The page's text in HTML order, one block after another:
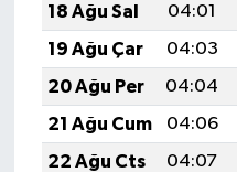
18 Ağu Sal
04:01
19 Ağu Çar
04:03
20 Ağu Per
04:04
21 Ağu Cum
04:06
22 Ağu Cts
04:07